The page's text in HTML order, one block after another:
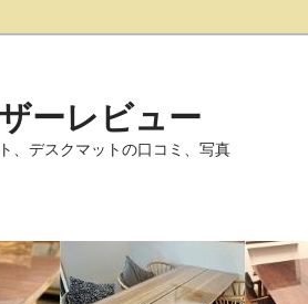
ーレビュー
、デスクマットの口コミ、写真